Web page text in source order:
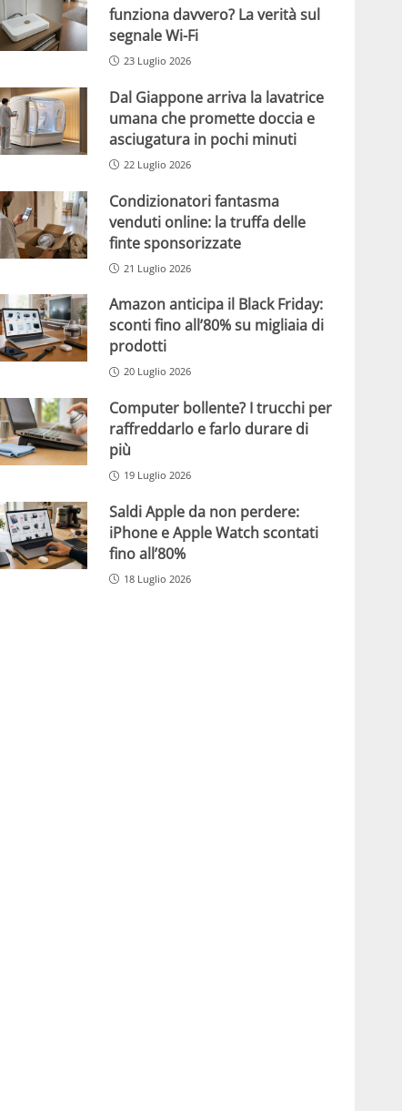
funziona davvero? La verità sul
segnale Wi-Fi
23 Luglio 2026
Dal Giappone arriva la lavatrice
umana che promette doccia e
asciugatura in pochi minuti
22 Luglio 2026
Condizionatori fantasma
venduti online: la truffa delle
finte sponsorizzate
21 Luglio 2026
Amazon anticipa il Black Friday:
sconti fino all’80% su migliaia di
prodotti
20 Luglio 2026
Computer bollente? I trucchi per
raffreddarlo e farlo durare di
più
19 Luglio 2026
Saldi Apple da non perdere:
iPhone e Apple Watch scontati
fino all’80%
18 Luglio 2026